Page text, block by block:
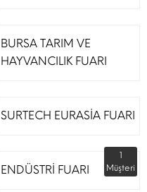
BURSA TARIM VE
HAYVANCILIK FUARI
SURTECH EURASİA FUARI
ENDÜSTRİ FUARI
1
Müşteri